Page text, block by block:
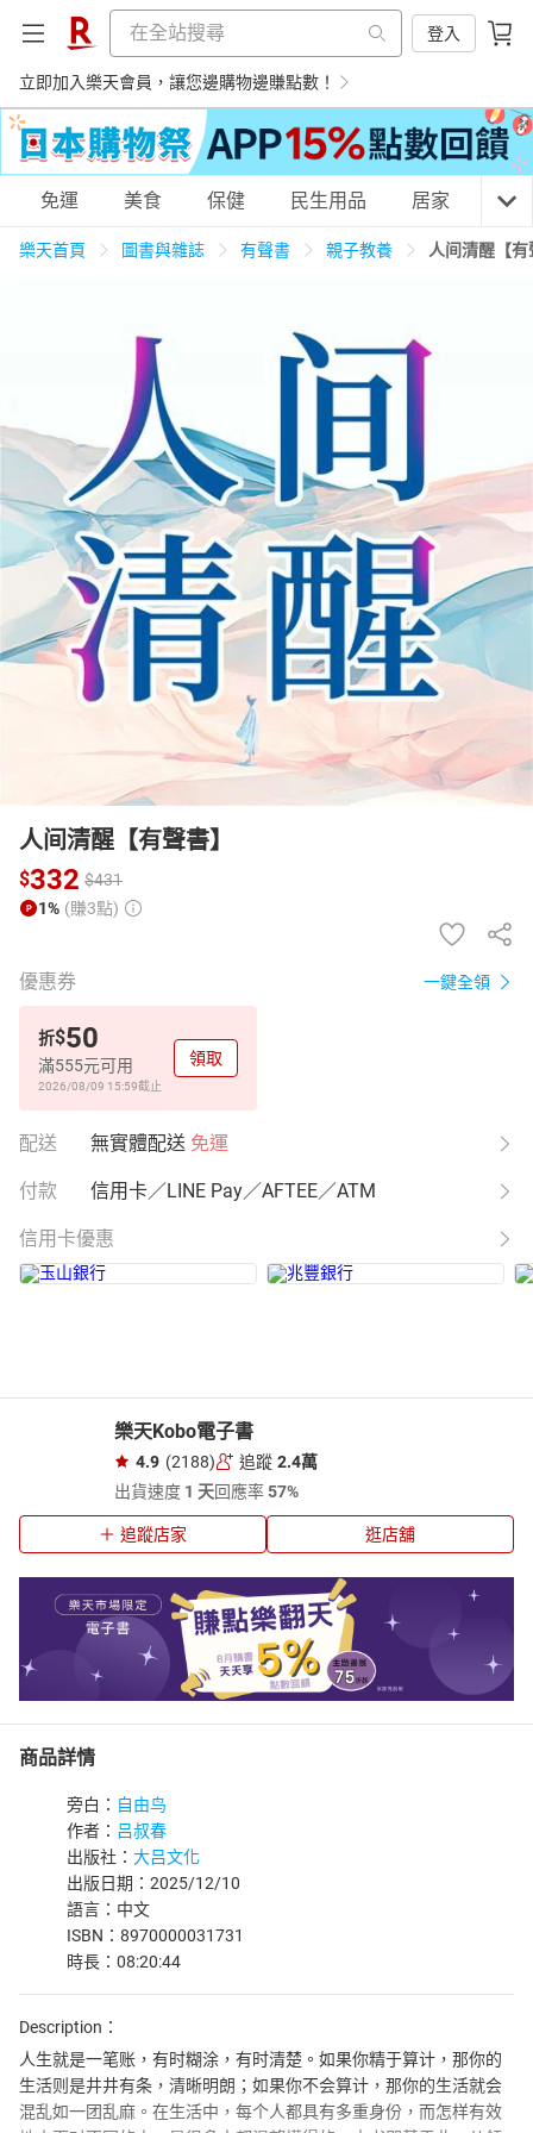
登入
立即加入樂天會員，讓您邊購物邊賺點數！
購物網分類
運動休閒
女裝 男裝 化妝保養 情趣用品
日本購物 電子/紙本書
HOT
免運 美食 保健 民生用品 居家 3C
樂天首頁 圖書與雜誌 有聲書 親子教養 人间清醒【有
人间清醒【有聲書】
$332 $431
1% (賺3點)
優惠券 一鍵全領
折$50
滿555元可用
2026/08/09 15:59截止
領取
配送 無實體配送 免運
付款 信用卡／LINE Pay／AFTEE／ATM
信用卡優惠
樂天Kobo電子書
4.9 (2188) 追蹤 2.4萬
出貨速度 1 天回應率57%
追蹤店家 逛店舖
商品詳情
旁白： 自由鸟
作者： 吕叔春
出版社： 大吕文化
出版日期：2025/12/10
語言：中文
ISBN：8970000031731
時長：08:20:44
Description：
人生就是一笔账，有时糊涂，有时清楚。如果你精于算计，那你的
生活则是井井有条，清晰明朗；如果你不会算计，那你的生活就会
混乱如一团乱麻。在生活中，每个人都具有多重身份，而怎样有效